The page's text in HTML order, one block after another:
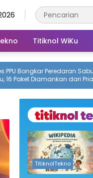
Titiknol WiKu
Peredaran Sabu di
Diamankan dari Pria 47
TitiknolTekno